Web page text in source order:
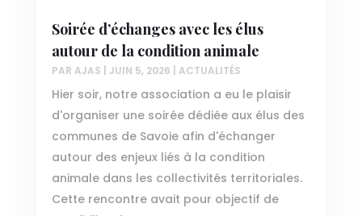
Soirée d’échanges avec les élus
autour de la condition animale
PAR AJAS JUIN 5, 2026 ACTUALITÉS
Hier soir, notre association a eu le plaisir
d'organiser une soirée dédiée aux élus des
communes de Savoie afin d'échanger
autour des enjeux liés à la condition
animale dans les collectivités territoriales.
Cette rencontre avait pour objectif de